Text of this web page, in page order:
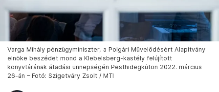
Varga Mihály pénzügyminiszter, a Polgári Művelődésért Alapítvány
elnöke beszédet mond a Klebelsberg-kastély felújított
könyvtárának átadási ünnepségén Pesthidegkúton 2022. március
26-án – Fotó: Szigetváry Zsolt / MTI